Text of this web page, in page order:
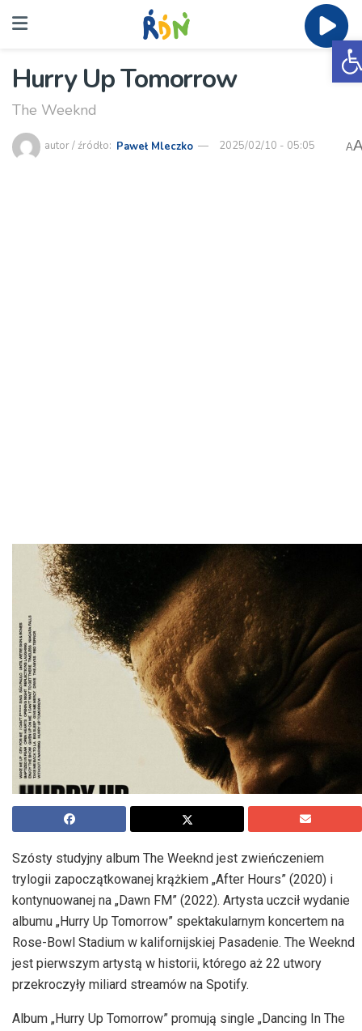
Hurry Up Tomorrow
The Weeknd
autor / źródło: Paweł Mleczko 2025/02/10 - 05:05 A
Szósty studyjny album The Weeknd jest zwieńczeniem
trylogii zapoczątkowanej krążkiem „After Hours” (2020) i
kontynuowanej na „Dawn FM” (2022). Artysta uczcił wydanie
albumu „Hurry Up Tomorrow” spektakularnym koncertem na
Rose-Bowl Stadium w kalifornijskiej Pasadenie. The Weeknd
jest pierwszym artystą w historii, którego aż 22 utwory
przekroczyły miliard streamów na Spotify.
Album „Hurry Up Tomorrow” promują single „Dancing In The